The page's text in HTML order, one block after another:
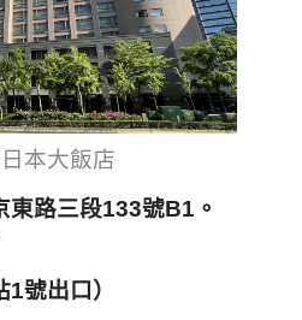
本大飯店
東路三段133號B1。
1號出口）